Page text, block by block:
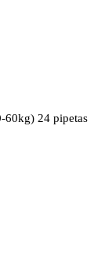
24 pipetas